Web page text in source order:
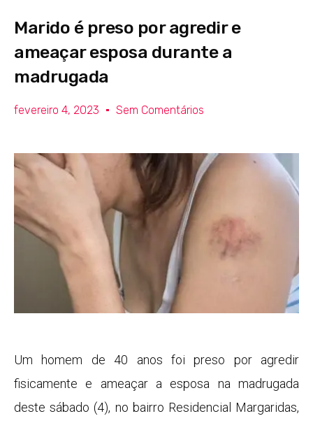
Marido é preso por agredir e
ameaçar esposa durante a
madrugada
fevereiro 4, 2023 Sem Comentários
Um homem de 40 anos foi preso por agredir
fisicamente e ameaçar a esposa na madrugada
deste sábado (4), no bairro Residencial Margaridas,